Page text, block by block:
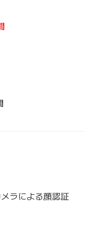
ラによる顔認証